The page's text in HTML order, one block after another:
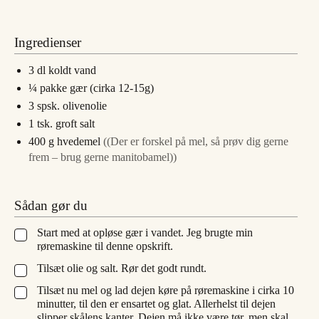
Ingredienser
3 dl koldt vand
¼ pakke gær (cirka 12-15g)
3 spsk. olivenolie
1 tsk. groft salt
400 g hvedemel ((Der er forskel på mel, så prøv dig gerne
frem – brug gerne manitobamel))
Sådan gør du
▢
Start med at opløse gær i vandet. Jeg brugte min
røremaskine til denne opskrift.
▢
Tilsæt olie og salt. Rør det godt rundt.
▢
Tilsæt nu mel og lad dejen køre på røremaskine i cirka 10
minutter, til den er ensartet og glat. Allerhelst til dejen